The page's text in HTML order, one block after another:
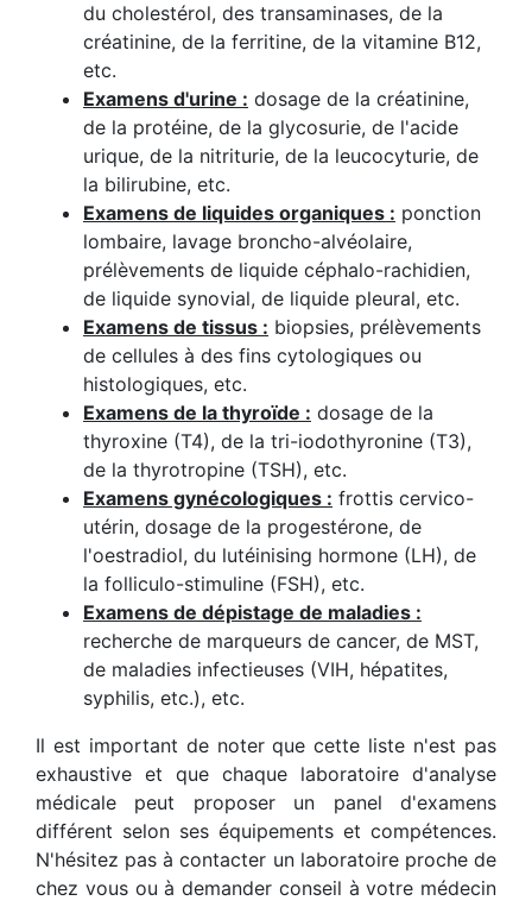
du cholestérol, des transaminases, de la
créatinine, de la ferritine, de la vitamine B12,
etc.
Examens d'urine : dosage de la créatinine,
de la protéine, de la glycosurie, de l'acide
urique, de la nitriturie, de la leucocyturie, de
la bilirubine, etc.
Examens de liquides organiques : ponction
lombaire, lavage broncho-alvéolaire,
prélèvements de liquide céphalo-rachidien,
de liquide synovial, de liquide pleural, etc.
Examens de tissus : biopsies, prélèvements
de cellules à des fins cytologiques ou
histologiques, etc.
Examens de la thyroïde : dosage de la
thyroxine (T4), de la tri-iodothyronine (T3),
de la thyrotropine (TSH), etc.
Examens gynécologiques : frottis cervico-
utérin, dosage de la progestérone, de
l'oestradiol, du lutéinising hormone (LH), de
la folliculo-stimuline (FSH), etc.
Examens de dépistage de maladies :
recherche de marqueurs de cancer, de MST,
de maladies infectieuses (VIH, hépatites,
syphilis, etc.), etc.
Il est important de noter que cette liste n'est pas
exhaustive et que chaque laboratoire d'analyse
médicale peut proposer un panel d'examens
différent selon ses équipements et compétences.
N'hésitez pas à contacter un laboratoire proche de
chez vous ou à demander conseil à votre médecin